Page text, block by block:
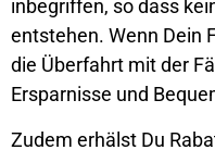
inbegriffen, so dass
entstehen. Wenn Dein
die Überfahrt mit der
Ersparnisse und
Zudem erhälst Du